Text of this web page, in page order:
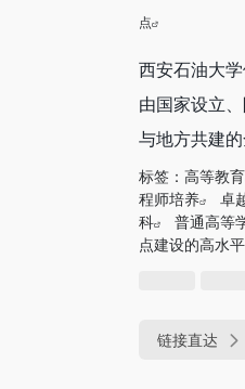
点
西安石油大
由国家设立
与地方共建的
标签： 高等教育
程师培养
卓
科
普通高等
点建设的高水
链接直达